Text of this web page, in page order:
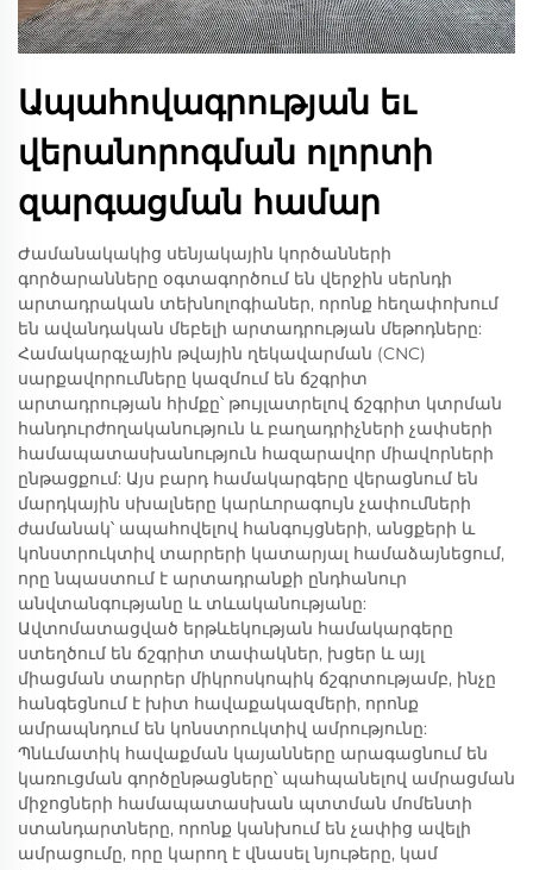
Ապահովագրության եւ
վերանորոգման ոլորտի
զարգացման համար
Ժամանակակից սենյակային կործանների
գործարանները օգտագործում են վերջին սերնդի
արտադրական տեխնոլոգիաներ, որոնք հեղափոխում
են ավանդական մեբելի արտադրության մեթոդները:
Համակարգչային թվային ղեկավարման (CNC)
սարքավորումները կազմում են ճշգրիտ
արտադրության հիմքը՝ թույլատրելով ճշգրիտ կտրման
հանդուրժողականություն և բաղադրիչների չափսերի
համապատասխանություն հազարավոր միավորների
ընթացքում: Այս բարդ համակարգերը վերացնում են
մարդկային սխալները կարևորագույն չափումների
ժամանակ՝ ապահովելով հանգույցների, անցքերի և
կոնստրուկտիվ տարրերի կատարյալ համաձայնեցում,
որը նպաստում է արտադրանքի ընդհանուր
անվտանգությանը և տևականությանը:
Ավտոմատացված երթևեկության համակարգերը
ստեղծում են ճշգրիտ տափակներ, խցեր և այլ
միացման տարրեր միկրոսկոպիկ ճշգրտությամբ, ինչը
հանգեցնում է խիտ հավաքակազմերի, որոնք
ամրապնդում են կոնստրուկտիվ ամրությունը:
Պնևմատիկ հավաքման կայանները արագացնում են
կառուցման գործընթացները՝ պահպանելով ամրացման
միջոցների համապատասխան պտտման մոմենտի
ստանդարտները, որոնք կանխում են չափից ավելի
ամրացումը, որը կարող է վնասել նյութերը, կամ